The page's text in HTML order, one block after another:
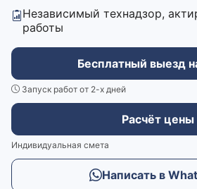
Независимый технадзор,
работы
Бесплатный выезд
Запуск работ от 2-х дней
Расчёт цены
Индивидуальная смета
Написать в